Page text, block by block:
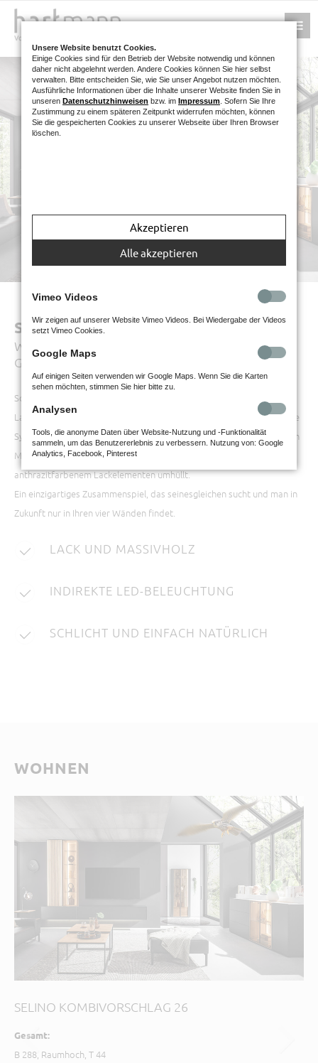
SELINO
Wo Lack auf Massivholz trifft, entsteht natürlich
Großes.
So wie Bäume und Moose im Wald sich gegenseitig brauchen, gehen
Lack und Massivholz bei Selino eine perfekt aufeinander abgestimmte
Symbiose ein. Die durch indirekte LED-Beleuchtung in Szene gesetzten
Massivholz-Lamellen innerhalb der Möbel werden von
anthrazitfarbenem Lackelementen umhüllt.
Ein einzigartiges Zusammenspiel, das seinesgleichen sucht und man in
Zukunft nur in Ihren vier Wänden findet.
LACK UND MASSIVHOLZ
INDIREKTE LED-BELEUCHTUNG
SCHLICHT UND EINFACH NATÜRLICH
WOHNEN
SELINO KOMBIVORSCHLAG 26
Gesamt:
B 288, Raumhoch, T 44
Unsere Website benutzt Cookies.
Einige Cookies sind für den Betrieb der Website notwendig und können
daher nicht abgelehnt werden. Andere Cookies können Sie hier selbst
verwalten. Bitte entscheiden Sie, wie Sie unser Angebot nutzen möchten.
Ausführliche Informationen über die Inhalte unserer Website finden Sie in
unseren Datenschutzhinweisen bzw. im Impressum . Sofern Sie Ihre
Zustimmung zu einem späteren Zeitpunkt widerrufen möchten, können
Sie die gespeicherten Cookies zu unserer Webseite über Ihren Browser
löschen.
Akzeptieren
Alle akzeptieren
Vimeo Videos
Wir zeigen auf unserer Website Vimeo Videos. Bei Wiedergabe der Videos
setzt Vimeo Cookies.
Google Maps
Auf einigen Seiten verwenden wir Google Maps. Wenn Sie die Karten
sehen möchten, stimmen Sie hier bitte zu.
Analysen
Tools, die anonyme Daten über Website-Nutzung und -Funktionalität
sammeln, um das Benutzererlebnis zu verbessern. Nutzung von: Google
Analytics, Facebook, Pinterest